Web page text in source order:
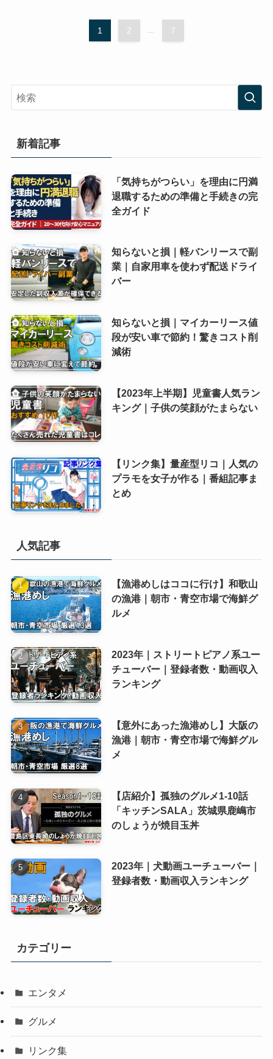
1 2 ... 7
新着記事
「気持ちがつらい」を理由に円満
退職するための準備と手続きの完
全ガイド
知らないと損｜軽バンリースで副
業｜自家用車を使わず配送ドライ
バー
知らないと損｜マイカーリース値
段が安い車で節約！驚きコスト削
減術
【2023年上半期】児童書人気ラン
キング｜子供の笑顔がたまらない
【リンク集】量産型リコ｜人気の
プラモを女子が作る｜番組記事ま
とめ
人気記事
【漁港めしはココに行け】和歌山
の漁港｜朝市・青空市場で海鮮グ
ルメ
2023年｜ストリートピアノ系ユー
チューバー｜登録者数・動画収入
ランキング
【意外にあった漁港めし】大阪の
漁港｜朝市・青空市場で海鮮グル
メ
【店紹介】孤独のグルメ1-10話
「キッチンSALA」茨城県鹿嶋市
のしょうが焼目玉丼
2023年｜犬動画ユーチューバー｜
登録者数・動画収入ランキング
カテゴリー
エンタメ
グルメ
リンク集